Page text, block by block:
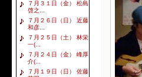
７月３１日（金） 松島
啓之...
７月２６日（日） 近藤
和彦...
７月２５日（土） 林栄
一(...
７月２４日（金） 峰厚
介(...
７月１９日（日） 佐藤